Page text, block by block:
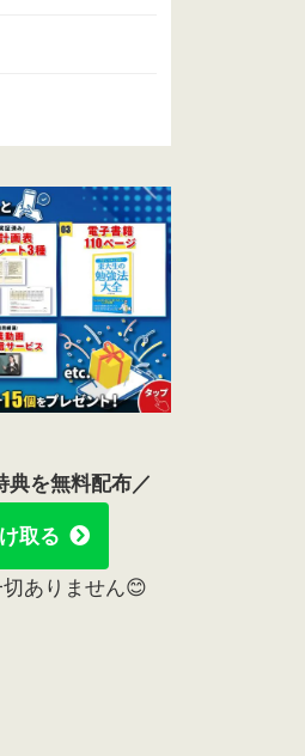
典を無料配布／
取る
ありません😊